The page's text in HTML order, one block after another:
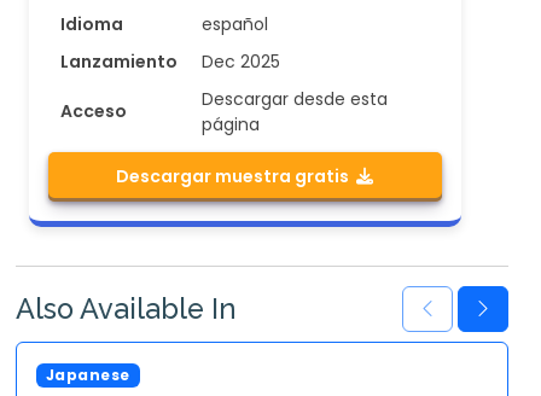
Idioma
español
Lanzamiento
Dec 2025
Acceso
Descargar desde esta
página
Descargar muestra gratis
Also Available In
Japanese